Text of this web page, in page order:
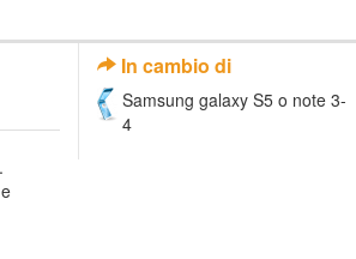
In cambio di
Samsung galaxy S5 o note 3-
4